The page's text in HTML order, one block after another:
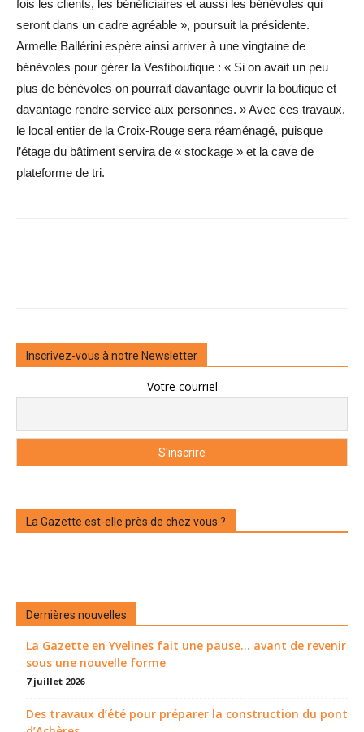
fois les clients, les bénéficiaires et aussi les bénévoles qui
seront dans un cadre agréable », poursuit la présidente.
Armelle Ballérini espère ainsi arriver à une vingtaine de
bénévoles pour gérer la Vestiboutique : « Si on avait un peu
plus de bénévoles on pourrait davantage ouvrir la boutique et
davantage rendre service aux personnes. » Avec ces travaux,
le local entier de la Croix-Rouge sera réaménagé, puisque
l’étage du bâtiment servira de « stockage » et la cave de
plateforme de tri.
Inscrivez-vous à notre Newsletter
Votre courriel
La Gazette est-elle près de chez vous ?
Dernières nouvelles
La Gazette en Yvelines fait une pause... avant de revenir
sous une nouvelle forme
7 juillet 2026
Des travaux d’été pour préparer la construction du pont